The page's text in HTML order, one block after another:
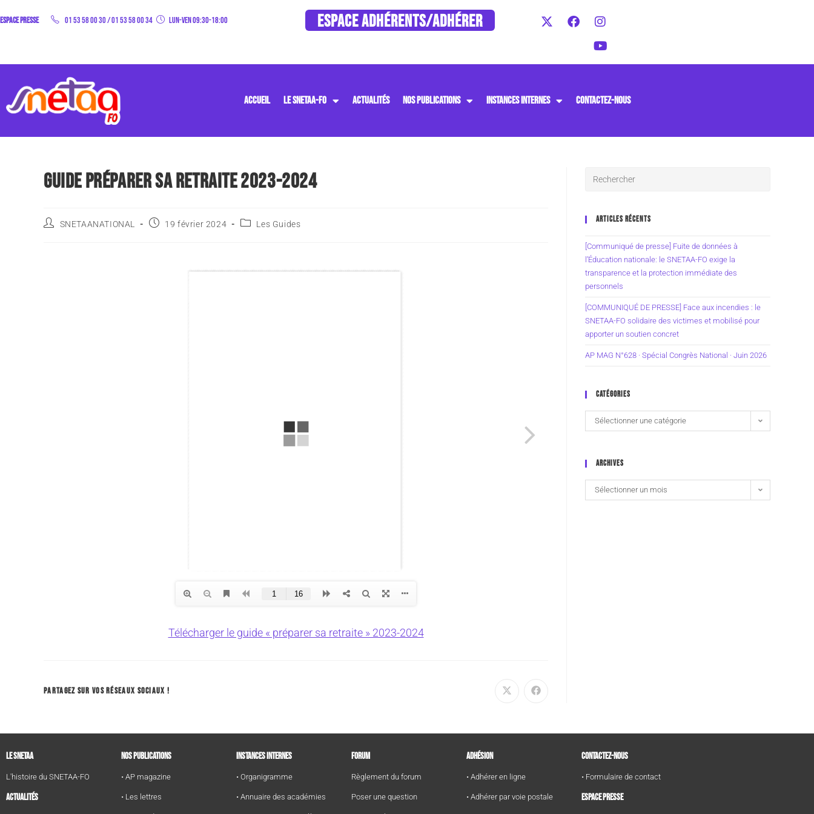
Espace Presse 01 53 58 00 30/01 53 58 00 34 Lun-Ven 09:30-18:00 ESPACE ADHÉRENTS/ADHÉRER
ACCUEIL LE SNETAA-FO ACTUALITÉS NOS PUBLICATIONS INSTANCES INTERNES CONTACTEZ-NOUS
GUIDE PRÉPARER SA RETRAITE 2023-2024
SNETAANATIONAL 19 février 2024 Les Guides
Télécharger le guide « préparer sa retraite » 2023-2024
PARTAGEZ SUR VOS RÉSEAUX SOCIAUX !
ARTICLES RÉCENTS
[Communiqué de presse] Fuite de données à
l’Éducation nationale: le SNETAA-FO exige la
transparence et la protection immédiate des
personnels
[COMMUNIQUÉ DE PRESSE] Face aux incendies : le
SNETAA-FO solidaire des victimes et mobilisé pour
apporter un soutien concret
AP MAG N°628 · Spécial Congrès National · Juin 2026
CATÉGORIES
Sélectionner une catégorie
ARCHIVES
Sélectionner un mois
LE SNETAA
L'histoire du SNETAA-FO
ACTUALITÉS
NOS PUBLICATIONS
• AP magazine
• Les lettres
INSTANCES INTERNES
• Organigramme
• Annuaire des académies
FORUM
Règlement du forum
Poser une question
ADHÉSION
• Adhérer en ligne
• Adhérer par voie postale
CONTACTEZ-NOUS
• Formulaire de contact
ESPACE PRESSE